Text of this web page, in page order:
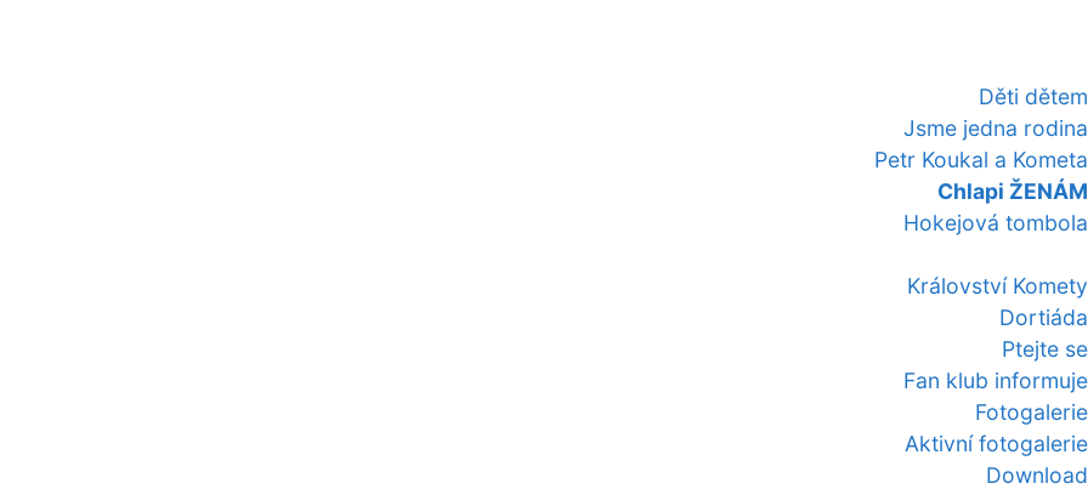
Děti dětem
Jsme jedna rodina
Petr Koukal a Kometa
Chlapi ŽENÁM
Hokejová tombola
Království Komety
Dortiáda
Ptejte se
Fan klub informuje
Fotogalerie
Aktivní fotogalerie
Download